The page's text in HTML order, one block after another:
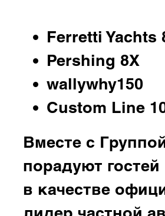
Ferretti Yachts
Pershing 8X
wallywhy150
Custom Line
Вместе с
порадуют
в качестве